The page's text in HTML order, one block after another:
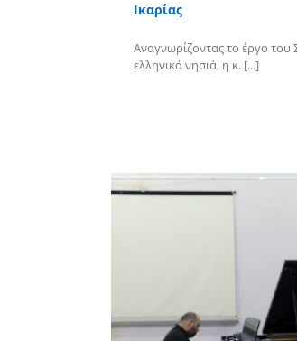
Ικαρίας
Αναγνωρίζοντας το έργο
ελληνικά νησιά, η κ. [...]